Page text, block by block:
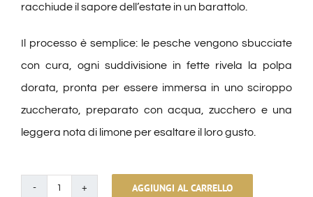
racchiude il sapore dell’estate in un barattolo.
Il processo è semplice: le pesche vengono sbucciate
con cura, ogni suddivisione in fette rivela la polpa
dorata, pronta per essere immersa in uno sciroppo
zuccherato, preparato con acqua, zucchero e una
leggera nota di limone per esaltare il loro gusto.
AGGIUNGI AL CARRELLO